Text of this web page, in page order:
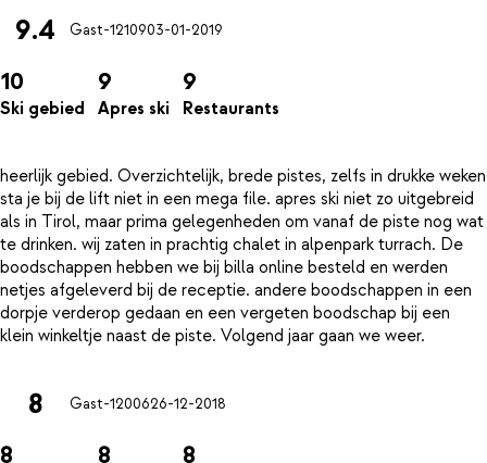
9.4 Gast-1210903-01-2019
10
Ski gebied
9
Apres ski
9
Restaurants
heerlijk gebied. Overzichtelijk, brede pistes, zelfs in drukke weken
sta je bij de lift niet in een mega file. apres ski niet zo uitgebreid
als in Tirol, maar prima gelegenheden om vanaf de piste nog wat
te drinken. wij zaten in prachtig chalet in alpenpark turrach. De
boodschappen hebben we bij billa online besteld en werden
netjes afgeleverd bij de receptie. andere boodschappen in een
dorpje verderop gedaan en een vergeten boodschap bij een
8 Gast-1200626-12-2018
8 8 8